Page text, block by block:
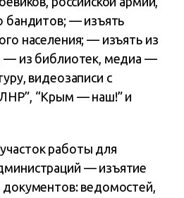
бандитов; — изъять
населения; — изъять из
— из библиотек, медиа —
видеозаписи с
“Крым — наш!” и
работы для
— изъятие
документов: ведомостей,